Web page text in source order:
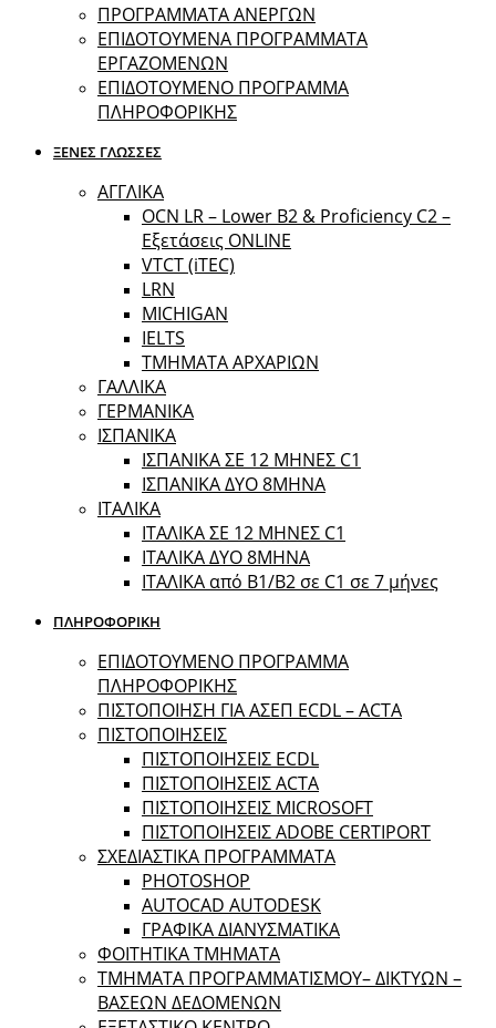
ΠΡΟΓΡΑΜΜΑΤΑ ΑΝΕΡΓΩΝ
ΕΠΙΔΟΤΟΥΜΕΝΑ ΠΡΟΓΡΑΜΜΑΤΑ
ΕΡΓΑΖΟΜΕΝΩΝ
ΕΠΙΔΟΤΟΥΜΕΝΟ ΠΡΟΓΡΑΜΜΑ
ΠΛΗΡΟΦΟΡΙΚΗΣ
ΞΕΝΕΣ ΓΛΩΣΣΕΣ
ΑΓΓΛΙΚΑ
OCN LR – Lower B2 & Proficiency C2 –
Εξετάσεις ONLINE
VTCT (iTEC)
LRN
MICHIGAN
IELTS
ΤΜΗΜΑΤΑ ΑΡΧΑΡΙΩΝ
ΓΑΛΛΙΚΑ
ΓΕΡΜΑΝΙΚΑ
ΙΣΠΑΝΙΚΑ
ΙΣΠΑΝΙΚΑ ΣΕ 12 ΜΗΝΕΣ C1
ΙΣΠΑΝΙΚΑ ΔΥΟ 8ΜΗΝΑ
ΙΤΑΛΙΚΑ
ΙΤΑΛΙΚΑ ΣΕ 12 ΜΗΝΕΣ C1
ΙΤΑΛΙΚΑ ΔΥΟ 8ΜΗΝΑ
ΙΤΑΛΙΚΑ από B1/B2 σε C1 σε 7 μήνες
ΠΛΗΡΟΦΟΡΙΚΗ
ΕΠΙΔΟΤΟΥΜΕΝΟ ΠΡΟΓΡΑΜΜΑ
ΠΛΗΡΟΦΟΡΙΚΗΣ
ΠIΣΤΟΠΟΙΗΣΗ ΓΙΑ ΑΣΕΠ ECDL – ACTA
ΠΙΣΤΟΠΟΙΗΣΕΙΣ
ΠΙΣΤΟΠΟΙΗΣΕΙΣ ECDL
ΠΙΣΤΟΠΟΙΗΣΕΙΣ ACTA
ΠΙΣΤΟΠΟΙΗΣΕΙΣ MICROSOFT
ΠΙΣΤΟΠΟΙΗΣΕΙΣ ADOBE CERTIPORT
ΣΧΕΔΙΑΣΤΙΚΑ ΠΡΟΓΡΑΜΜΑΤΑ
PHOTOSHOP
AUTOCAD AUTODESK
ΓΡΑΦΙΚΑ ΔΙΑΝΥΣΜΑΤΙΚΑ
ΦΟΙΤΗΤΙΚΑ ΤΜΗΜΑΤΑ
ΤΜΗΜΑΤΑ ΠΡΟΓΡΑΜΜΑΤΙΣΜΟΥ– ΔΙΚΤΥΩΝ –
ΒΑΣΕΩΝ ΔΕΔΟΜΕΝΩΝ